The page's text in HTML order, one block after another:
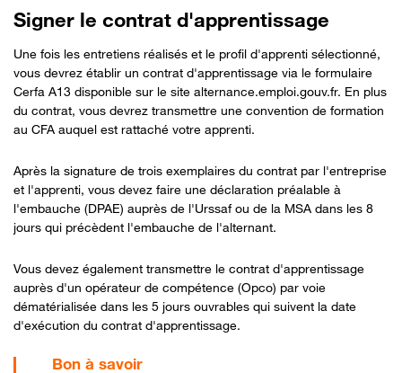
Signer le contrat d'apprentissage
Une fois les entretiens réalisés et le profil d'apprenti sélectionné,
vous devrez établir un contrat d'apprentissage via le formulaire
Cerfa A13 disponible sur le site alternance.emploi.gouv.fr. En plus
du contrat, vous devrez transmettre une convention de formation
au CFA auquel est rattaché votre apprenti.
Après la signature de trois exemplaires du contrat par l'entreprise
et l'apprenti, vous devez faire une déclaration préalable à
l'embauche (DPAE) auprès de l'Urssaf ou de la MSA dans les 8
jours qui précèdent l'embauche de l'alternant.
Vous devez également transmettre le contrat d'apprentissage
auprès d'un opérateur de compétence (Opco) par voie
dématérialisée dans les 5 jours ouvrables qui suivent la date
d'exécution du contrat d'apprentissage.